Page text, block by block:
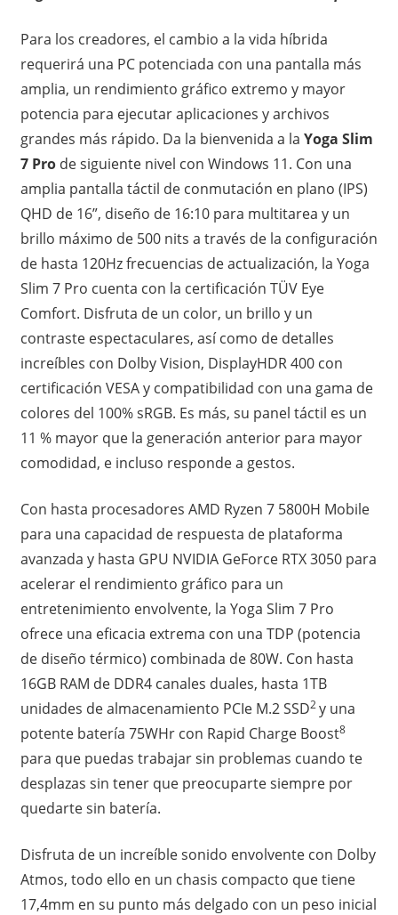
Para los creadores, el cambio a la vida híbrida
requerirá una PC potenciada con una pantalla más
amplia, un rendimiento gráfico extremo y mayor
potencia para ejecutar aplicaciones y archivos
grandes más rápido. Da la bienvenida a la Yoga Slim
7 Prode siguiente nivel con Windows 11. Con una
amplia pantalla táctil de conmutación en plano (IPS)
QHD de 16”, diseño de 16:10 para multitarea y un
brillo máximo de 500 nits a través de la configuración
de hasta 120Hz frecuencias de actualización, la Yoga
Slim 7 Pro cuenta con la certificación TÜV Eye
Comfort. Disfruta de un color, un brillo y un
contraste espectaculares, así como de detalles
increíbles con Dolby Vision, DisplayHDR 400 con
certificación VESA y compatibilidad con una gama de
colores del 100% sRGB. Es más, su panel táctil es un
11 % mayor que la generación anterior para mayor
comodidad, e incluso responde a gestos.
Con hasta procesadores AMD Ryzen 7 5800H Mobile
para una capacidad de respuesta de plataforma
avanzada y hasta GPU NVIDIA GeForce RTX 3050 para
acelerar el rendimiento gráfico para un
entretenimiento envolvente, la Yoga Slim 7 Pro
ofrece una eficacia extrema con una TDP (potencia
de diseño térmico) combinada de 80W. Con hasta
16GB RAM de DDR4 canales duales, hasta 1TB
unidades de almacenamiento PCIe M.2 SSD2y una
potente batería 75WHr con Rapid Charge Boost8
para que puedas trabajar sin problemas cuando te
desplazas sin tener que preocuparte siempre por
quedarte sin batería.
Disfruta de un increíble sonido envolvente con Dolby
Atmos, todo ello en un chasis compacto que tiene
17,4mm en su punto más delgado con un peso inicial